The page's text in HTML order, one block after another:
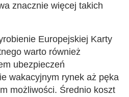
znacznie więcej takich
Europejskiej Karty
warto również
ubezpieczeń
wakacyjnym rynek aż pęka
możliwości. Średnio koszt